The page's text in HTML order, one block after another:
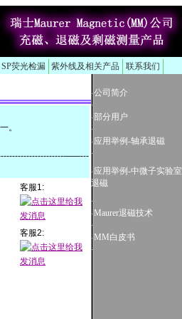
荧光检漏 紫外线及相关产品 联系我们
-公司简介
-部分用户
- 应用举例-轴承退磁
- 应用举例-中微子实验室
退磁
-Maurer退磁技术
-MM白皮书
。
——---
客服1:
客服2: